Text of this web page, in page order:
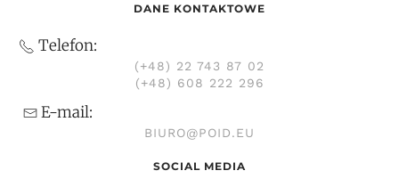
DANE KONTAKTOWE
Telefon:
(+48) 22 743 87 02
(+48) 608 222 296
E-mail:
BIURO@POID.EU
SOCIAL MEDIA